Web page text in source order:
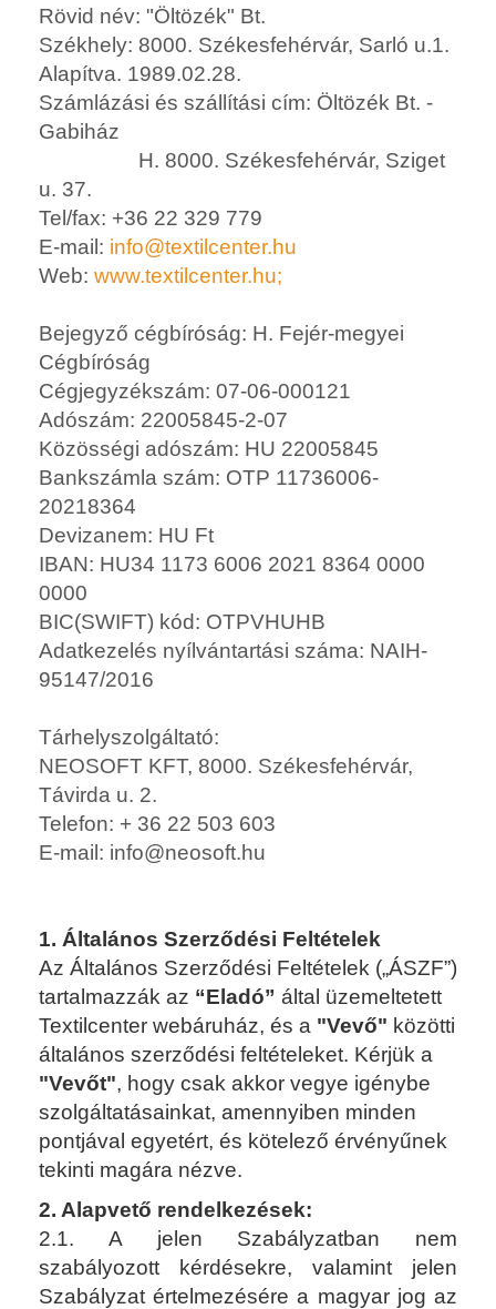
Rövid név: "Öltözék" Bt.
Székhely: 8000. Székesfehérvár, Sarló u.1.
Alapítva. 1989.02.28.
Számlázási és szállítási cím: Öltözék Bt. -
Gabiház
H. 8000. Székesfehérvár, Sziget
u. 37.
Tel/fax: +36 22 329 779
E-mail: info@textilcenter.hu
Web: www.textilcenter.hu;
Bejegyző cégbíróság: H. Fejér-megyei
Cégbíróság
Cégjegyzékszám: 07-06-000121
Adószám: 22005845-2-07
Közösségi adószám: HU 22005845
Bankszámla szám: OTP 11736006-
20218364
Devizanem: HU Ft
IBAN: HU34 1173 6006 2021 8364 0000
0000
BIC(SWIFT) kód: OTPVHUHB
Adatkezelés nyílvántartási száma: NAIH-
95147/2016
Tárhelyszolgáltató:
NEOSOFT KFT, 8000. Székesfehérvár,
Távirda u. 2.
Telefon: + 36 22 503 603
E-mail: info@neosoft.hu
1. Általános Szerződési Feltételek
Az Általános Szerződési Feltételek („ÁSZF”)
tartalmazzák az “Eladó” által üzemeltetett
Textilcenter webáruház, és a "Vevő" közötti
általános szerződési feltételeket. Kérjük a
"Vevőt", hogy csak akkor vegye igénybe
szolgáltatásainkat, amennyiben minden
pontjával egyetért, és kötelező érvényűnek
tekinti magára nézve.
2. Alapvető rendelkezések:
2.1. A jelen Szabályzatban nem
szabályozott kérdésekre, valamint jelen
Szabályzat értelmezésére a magyar jog az